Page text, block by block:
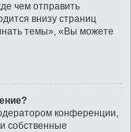
чем отправить
внизу страниц
темы», «Вы можете
конференции,
собственные